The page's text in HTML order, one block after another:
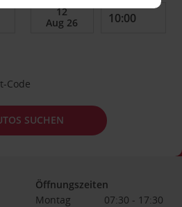
Code
SUCHEN
Öffnungszeiten
Montag
07:30 - 17:30